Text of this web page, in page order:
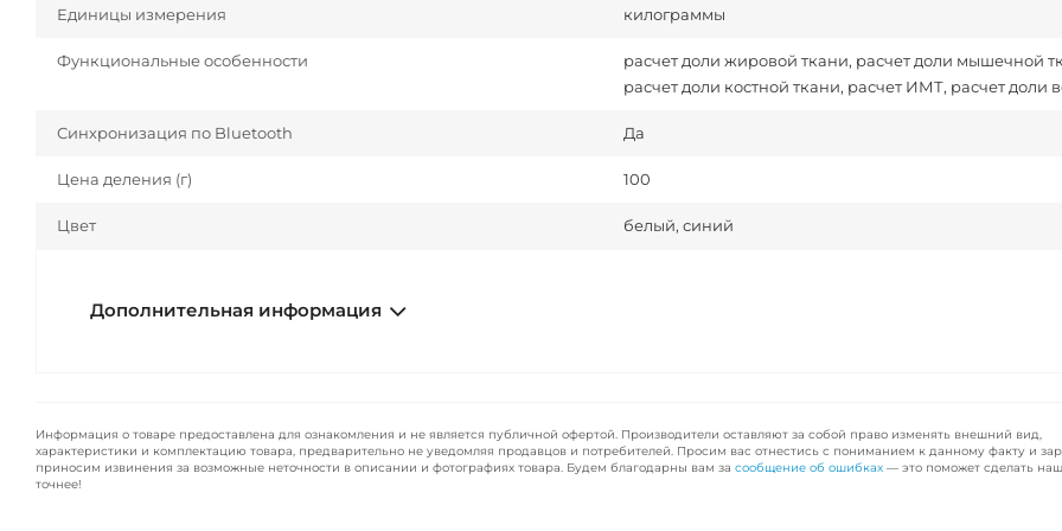
Единицы измерения килограммы
Функциональные особенности
расчет доли жировой ткани, расчет доли мышечной
расчет доли костной ткани, расчет ИМТ, расчет доли
Синхронизация по Bluetooth Да
Цена деления (г) 100
Цвет белый, синий
Дополнительная информация
Информация о товаре предоставлена для ознакомления и не является публичной офертой. Производители оставляют за собой право изменять внешний вид,
характеристики и комплектацию товара, предварительно не уведомляя продавцов и потребителей. Просим вас отнестись с пониманием к данному факту и
приносим извинения за возможные неточности в описании и фотографиях товара. Будем благодарны вам за сообщение об ошибках — это поможет сделать
точнее!